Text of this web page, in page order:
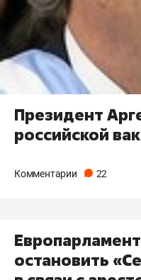
Президент
российской
Комментарии 22
остановить